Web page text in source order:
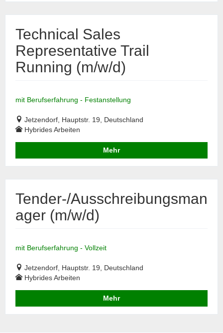
Technical Sales
Representative Trail
Running (m/w/d)
mit Berufserfahrung - Festanstellung
Jetzendorf, Hauptstr. 19, Deutschland
Hybrides Arbeiten
Mehr
Tender-/Ausschreibungsman
ager (m/w/d)
mit Berufserfahrung - Vollzeit
Jetzendorf, Hauptstr. 19, Deutschland
Hybrides Arbeiten
Mehr